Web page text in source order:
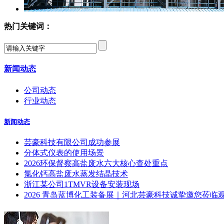
热门关键词：
新闻动态
公司动态
行业动态
新闻动态
芸豪科技有限公司成功参展
分体式仪表的使用场景
2026环保督察高盐废水六大核心查处重点
氯化钙高盐废水蒸发结晶技术
浙江某公司1TMVR设备安装现场
2026 青岛蓝博化工装备展｜河北芸豪科技诚挚邀您莅临